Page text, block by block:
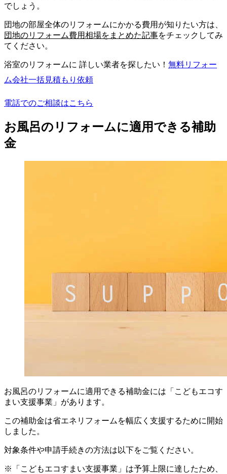
でしょう。
団地の部屋全体のリフォームにかかる費用が知りたい方は、
団地のリフォーム費用相場をまとめた記事をチェックしてみ
てください。
浴室のリフォームに 詳しい業者を探したい！ 無料リフォー
ム会社一括見積もり依頼
電話でのご相談はこちら
お風呂のリフォームに適用できる補助
金
お風呂のリフォームに適用できる補助金には「こどもエコす
まい支援事業」があります。
この補助金は省エネリフォームを幅広く支援するために開始
しました。
対象条件や申請手続きの方法は以下をご覧ください。
※「こどもエコすまい支援事業」は予算上限に達したため、